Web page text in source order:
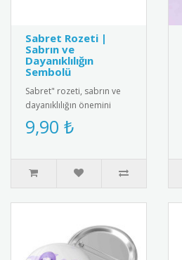
Sabret Rozeti |
Sabrın ve
Dayanıklılığın
Sembolü
Sabret" rozeti, sabrın ve
dayanıklılığın önemini
vurgulayan şık bir tasarım.
Hem kendiniz hem de sev..
9,90 ₺